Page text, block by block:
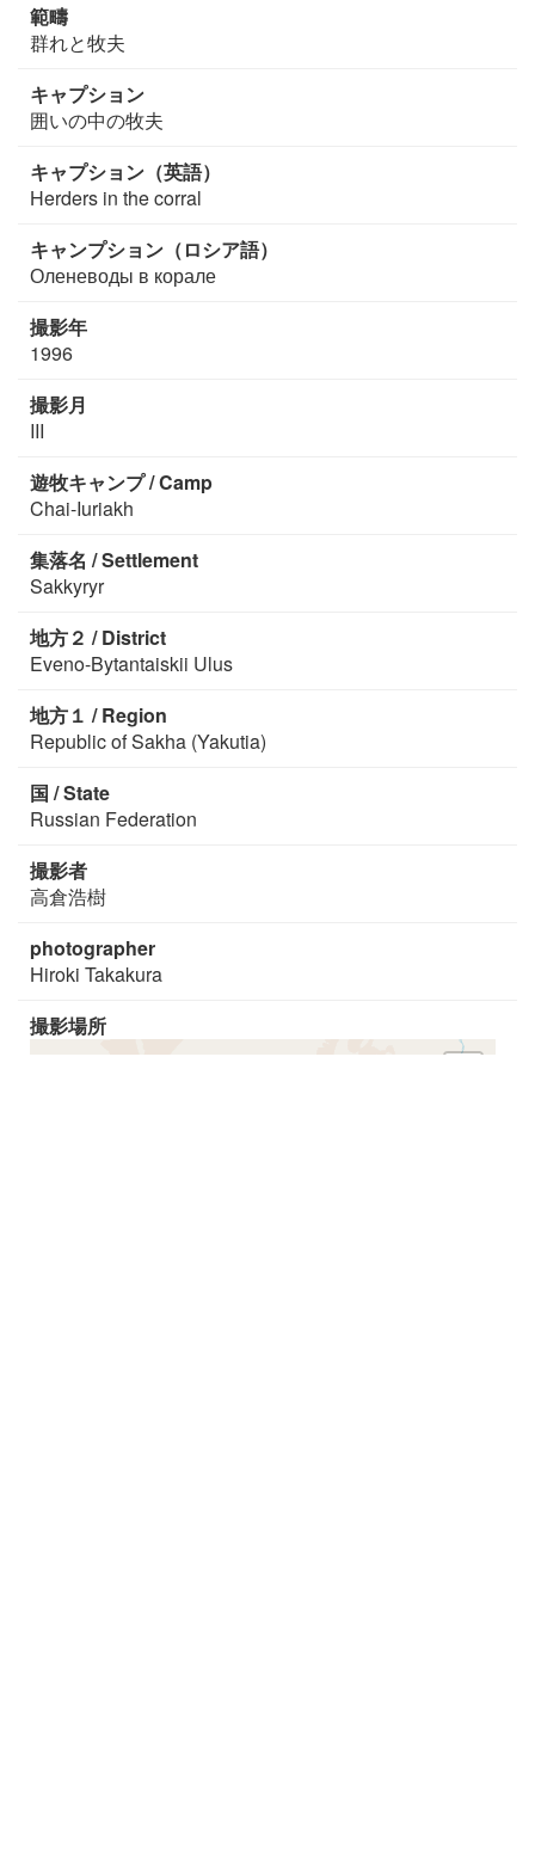
範疇
群れと牧夫
キャプション
囲いの中の牧夫
キャプション（英語）
Herders in the corral
キャンプション（ロシア語）
Оленеводы в корале
撮影年
1996
撮影月
III
遊牧キャンプ / Camp
Chai-Iuriakh
集落名 / Settlement
Sakkyryr
地方２ / District
Eveno-Bytantaiskii Ulus
地方１ / Region
Republic of Sakha (Yakutia)
国 / State
Russian Federation
撮影者
高倉浩樹
photographer
Hiroki Takakura
撮影場所